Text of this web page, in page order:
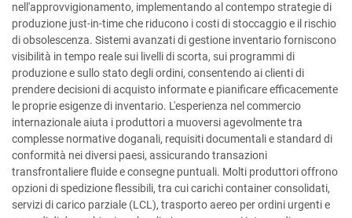
nell'approvvigionamento, implementando al contempo strategie di
produzione just-in-time che riducono i costi di stoccaggio e il rischio
di obsolescenza. Sistemi avanzati di gestione inventario forniscono
visibilità in tempo reale sui livelli di scorta, sui programmi di
produzione e sullo stato degli ordini, consentendo ai clienti di
prendere decisioni di acquisto informate e pianificare efficacemente
le proprie esigenze di inventario. L'esperienza nel commercio
internazionale aiuta i produttori a muoversi agevolmente tra
complesse normative doganali, requisiti documentali e standard di
conformità nei diversi paesi, assicurando transazioni
transfrontaliere fluide e consegne puntuali. Molti produttori offrono
opzioni di spedizione flessibili, tra cui carichi container consolidati,
servizi di carico parziale (LCL), trasporto aereo per ordini urgenti e